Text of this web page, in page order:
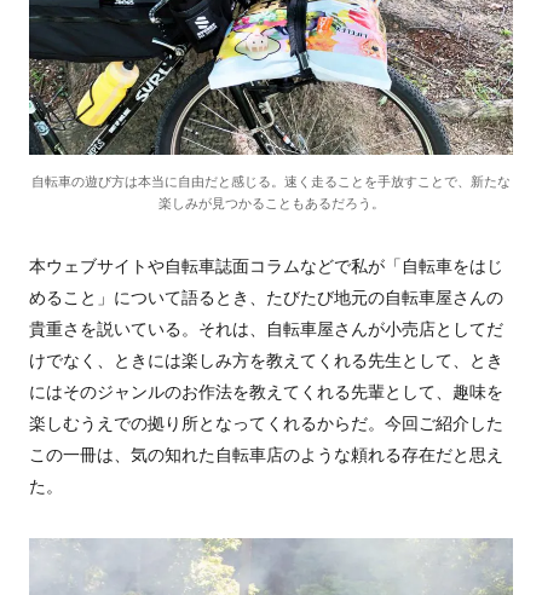
自転車の遊び方は本当に自由だと感じる。速く走ることを手放すことで、新たな
楽しみが見つかることもあるだろう。
本ウェブサイトや自転車誌面コラムなどで私が「自転車をはじ
めること」について語るとき、たびたび地元の自転車屋さんの
貴重さを説いている。それは、自転車屋さんが小売店としてだ
けでなく、ときには楽しみ方を教えてくれる先生として、とき
にはそのジャンルのお作法を教えてくれる先輩として、趣味を
楽しむうえでの拠り所となってくれるからだ。今回ご紹介した
この一冊は、気の知れた自転車店のような頼れる存在だと思え
た。